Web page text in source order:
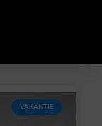
VAKANTIE